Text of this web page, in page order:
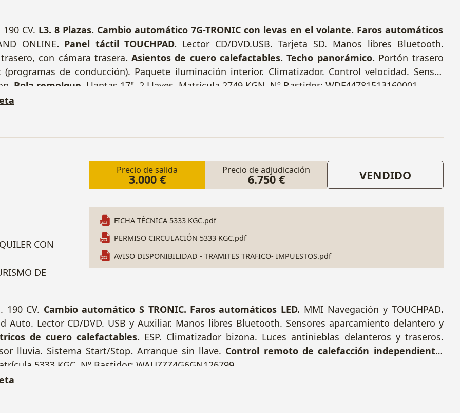
CV. L3. 8 Plazas. Cambio automático 7G-TRONIC con levas en el volante. Faros automáticos
ONLINE. Panel táctil TOUCHPAD. Lector CD/DVD.USB. Tarjeta SD. Manos libres Bluetooth.
con cámara trasera. Asientos de cuero calefactables. Techo panorámico. Portón trasero
de conducción). Paquete iluminación interior. Climatizador. Control velocidad. Sensor
Bola remolque. Llantas 17". 2 Llaves. Matrícula 2749 KGN. Nº Bastidor: WDF44781513160001.
Precio de salida
3.000 €
Precio de adjudicación
6.750 € VENDIDO
FICHA TÉCNICA 5333 KGC.pdf
PERMISO CIRCULACIÓN 5333 KGC.pdf
AVISO DISPONIBILIDAD - TRAMITES TRAFICO- IMPUESTOS.pdf
CON
DE
190 CV. Cambio automático S TRONIC. Faros automáticos LED. MMI Navegación y TOUCHPAD.
Auto. Lector CD/DVD. USB y Auxiliar. Manos libres Bluetooth. Sensores aparcamiento delantero y
de cuero calefactables. ESP. Climatizador bizona. Luces antinieblas delanteros y traseros.
lluvia. Sistema Start/Stop. Arranque sin llave. Control remoto de calefacción independiente.
5333 KGC. Nº Bastidor: WAUZZZ4G6GN126799.